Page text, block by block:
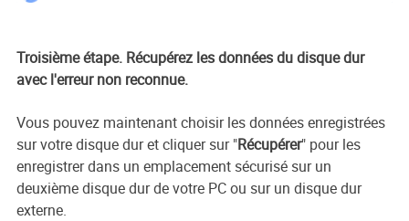
Troisième étape. Récupérez les données du disque dur
avec l'erreur non reconnue.
Vous pouvez maintenant choisir les données enregistrées
sur votre disque dur et cliquer sur "Récupérer" pour les
enregistrer dans un emplacement sécurisé sur un
deuxième disque dur de votre PC ou sur un disque dur
externe.